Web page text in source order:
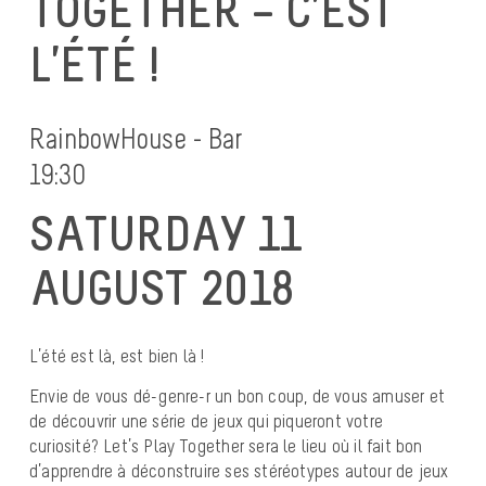
L’ÉTÉ !
RainbowHouse - Bar
19:30
SATURDAY 11
AUGUST 2018
L’été est là, est bien là !
Envie de vous dé-genre-r un bon coup, de vous amuser et
de découvrir une série de jeux qui piqueront votre
curiosité? Let’s Play Together sera le lieu où il fait bon
d’apprendre à déconstruire ses stéréotypes autour de jeux